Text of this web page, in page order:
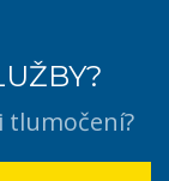
tlumočení?